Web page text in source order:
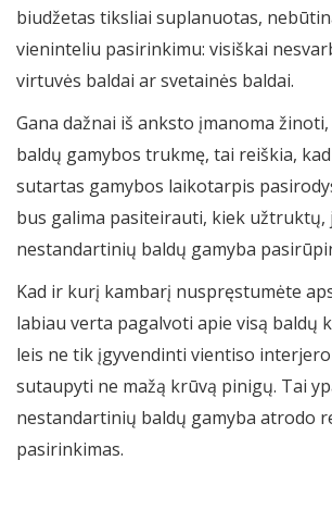
biudžetas tiksliai suplanuotas,
vieninteliu pasirinkimu: visiškai
virtuvės baldai ar svetainės baldai.
Gana dažnai iš anksto įmanoma
baldų gamybos trukmę, tai reiškia,
sutartas gamybos laikotarpis
bus galima pasiteirauti, kiek užtruktų,
nestandartinių baldų gamyba
Kad ir kurį kambarį nuspręstumėte
labiau verta pagalvoti apie visą baldų
leis ne tik įgyvendinti vientiso
sutaupyti ne mažą krūvą pinigų. Tai
nestandartinių baldų gamyba atrodo
pasirinkimas.